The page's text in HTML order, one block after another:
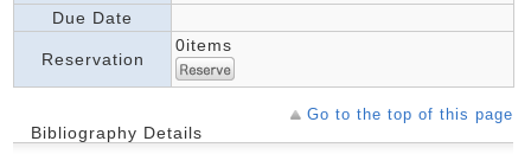
Due Date
Reservation
0items
Go to the top of this page
Bibliography Details